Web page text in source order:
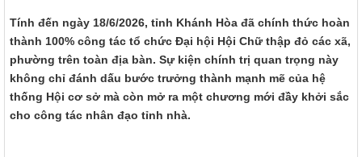
Tính đến ngày 18/6/2026, tỉnh Khánh Hòa đã chính thức hoàn
thành 100% công tác tổ chức Đại hội Hội Chữ thập đỏ các xã,
phường trên toàn địa bàn. Sự kiện chính trị quan trọng này
không chỉ đánh dấu bước trưởng thành mạnh mẽ của hệ
thống Hội cơ sở mà còn mở ra một chương mới đầy khởi sắc
cho công tác nhân đạo tỉnh nhà.